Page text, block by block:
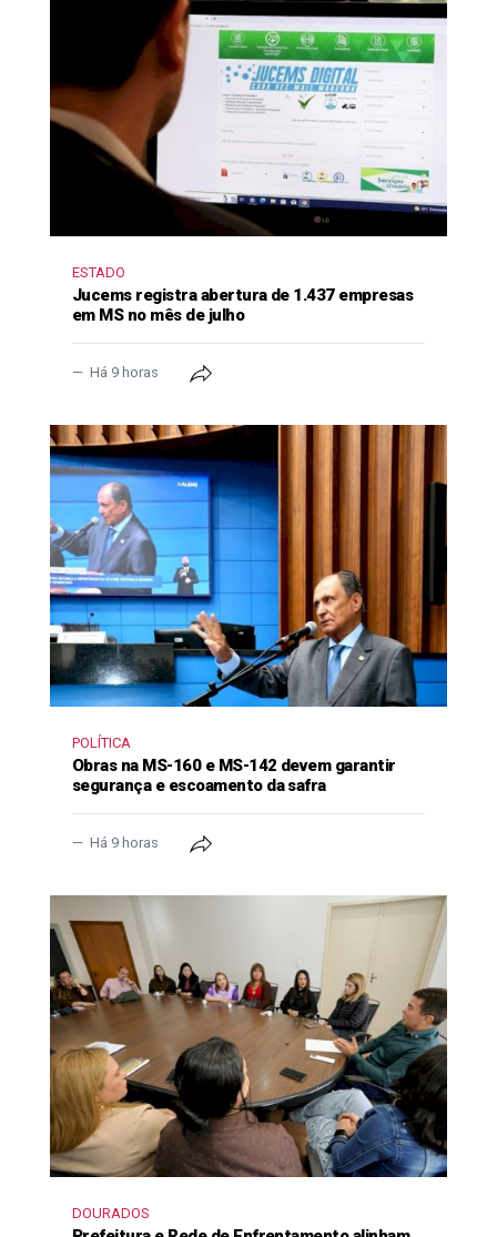
ESTADO
Jucems registra abertura de 1.437 empresas
em MS no mês de julho
Há 9 horas
POLÍTICA
Obras na MS-160 e MS-142 devem garantir
segurança e escoamento da safra
Há 9 horas
DOURADOS